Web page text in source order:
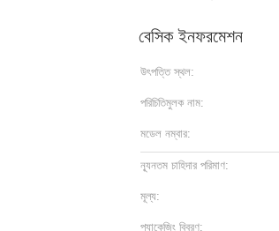
বেসিক ইনফরমেশন
উৎপত্তি স্থল:
পরিচিতিমুলক নাম:
মডেল নম্বার:
ন্যূনতম চাহিদার পরিমাণ:
মূল্য:
প্যাকেজিং বিবরণ: